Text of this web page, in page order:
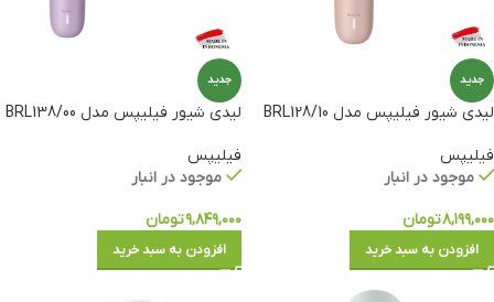
جدید
لیدی شیور فیلیپس مدل BRL128/10
فیلیپس
موجود در انبار
۸,۱۹۹,۰۰۰تومان
افزودن به سبد خرید
جدید
لیدی شیور فیلیپس مدل BRL138/00
فیلیپس
موجود در انبار
۹,۸۴۹,۰۰۰تومان
افزودن به سبد خرید